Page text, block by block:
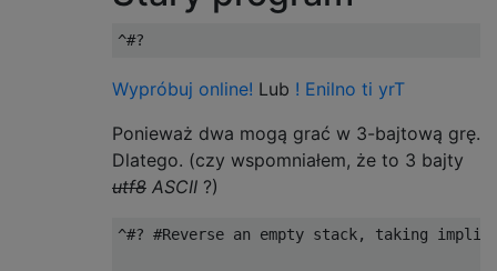
Wypróbuj online! Lub ! Enilno ti yrT
Ponieważ dwa mogą grać w 3-bajtową grę.
Dlatego. (czy wspomniałem, że to 3 bajty
utf8 ASCII ?)
^#? #Reverse an empty stack, taking